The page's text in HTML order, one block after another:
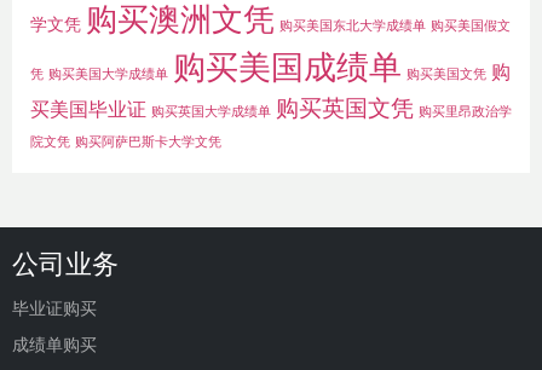
学文凭 购买澳洲文凭 购买美国东北大学成绩单 购买美国假文
凭 购买美国大学成绩单 购买美国成绩单 购买美国文凭 购
买美国毕业证 购买英国大学成绩单 购买英国文凭 购买里昂政治学
院文凭 购买阿萨巴斯卡大学文凭
公司业务
毕业证购买
成绩单购买